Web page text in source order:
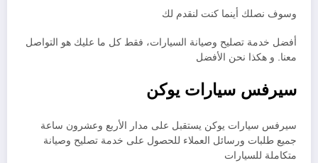
وسوف نصلك أينما كنت لنقدم لك
أفضل خدمة تصليح وصيانة السيارات، فقط كل ما عليك هو التواصل
معنا. و هكذا نحن الأفضل
سيرفس سيارات يوكن
سيرفس سيارات يوكن يستقبل على مدار الأربع وعشرون ساعة
جميع طلبات ورسائل العملاء للحصول على خدمة تصليح وصيانة
متكاملة للسيارات